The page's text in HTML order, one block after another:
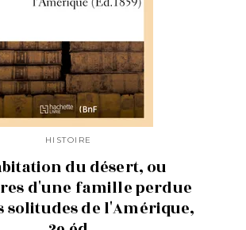
HISTOIRE
du désert, ou
d'une famille perdue
solitudes de l'Amérique,